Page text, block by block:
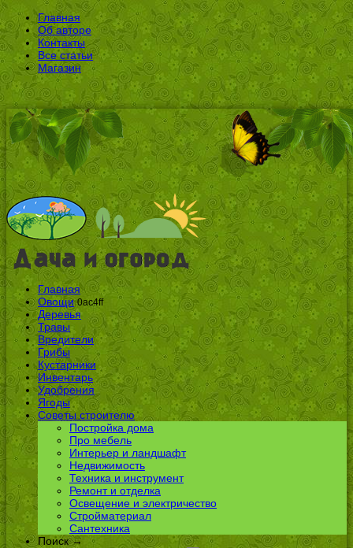
Главная
Об авторе
Контакты
Все статьи
Магазин
Главная
Овощи 0ac4ff
Деревья
Травы
Вредители
Грибы
Кустарники
Инвентарь
Удобрения
Ягоды
Советы строителю
Постройка дома
Про мебель
Интерьер и ландшафт
Недвижимость
Техника и инструмент
Ремонт и отделка
Освещение и электричество
Стройматериал
Сантехника
Поиск →